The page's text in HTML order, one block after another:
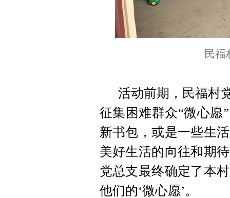
民福
活动前期，民福村
征集困难群众“微心愿
新书包，或是一些生
美好生活的向往和期
党总支最终确定了本
他们的‘微心愿’。